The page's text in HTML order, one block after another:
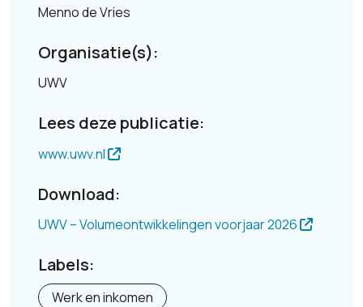
Menno de Vries
Organisatie(s):
UWV
Lees deze publicatie:
www.uwv.nl
Download:
UWV – Volumeontwikkelingen voorjaar 2026
Labels:
Werk en inkomen